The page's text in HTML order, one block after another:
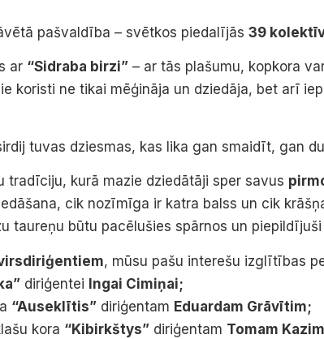
pašvaldība – svētkos piedalījās 39
ar “Sidraba birzi” – ar tās plašumu, kopkora
koristi ne tikai mēģināja un dziedāja, bet arī
tuvas dziesmas, kas lika gan smaidīt, gan
tradīciju, kurā mazie dziedātāji sper savus
cik nozīmīga ir katra balss un cik
taureņu būtu pacēlušies spārnos un
, mūsu pašu interešu izglītības
diriģentei Ingai Cimiņai;
“Auseklītis” diriģentam Eduardam Grāvītim;
kora “Kibirkštys” diriģentam Tomam